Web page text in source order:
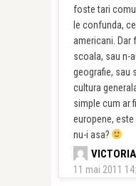
foste tari
le confunda,
americani. Dar
scoala, sau n-
geografie, sau
cultura
simple cum ar
europene,
nu-i asa?
11 mai 2011